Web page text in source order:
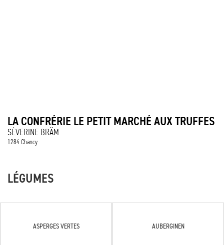
LA CONFRÉRIE LE PETIT MARCHÉ AUX TRUFFES
SÉVERINE BRÄM
1284 Chancy
LÉGUMES
ASPERGES VERTES AUBERGINEN